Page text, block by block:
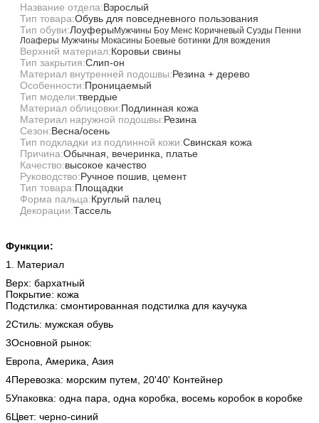
Название отдела:Взрослый
Тип товара:Обувь для повседневного пользования
Тип обуви:ЛоуферыМужчины Боу Менс Коричневый Суэды Пенни
Лоаферы Мужчины Мокасины Боевые ботинки Для вождения
Верхний материал:Коровьи свины
Тип закрытия:Слип-он
Материал внутренней подошвы:Резина + дерево
Особенности:Проницаемый
Тип модели:твердые
Материал облицовки:Подлинная кожа
Материал наружной подошвы:Резина
Сезон:Весна/осень
Тип подкладки из подлинной кожи:Свинская кожа
Причина:Обычная, вечеринка, платье
Качество:высокое качество
Руководство:Ручное пошив, цемент
Тип товара:Площадки
Форма пальца:Круглый палец
Декорации:Тассель
Функции:
1. Материал
Верх: бархатный
Покрытие: кожа
Подстилка: смонтированная подстилка для каучука
2Стиль: мужская обувь
3Основной рынок:
Европа, Америка, Азия
4Перевозка: морским путем, 20'40' Контейнер
5Упаковка: одна пара, одна коробка, восемь коробок в коробке
6Цвет: черно-синий